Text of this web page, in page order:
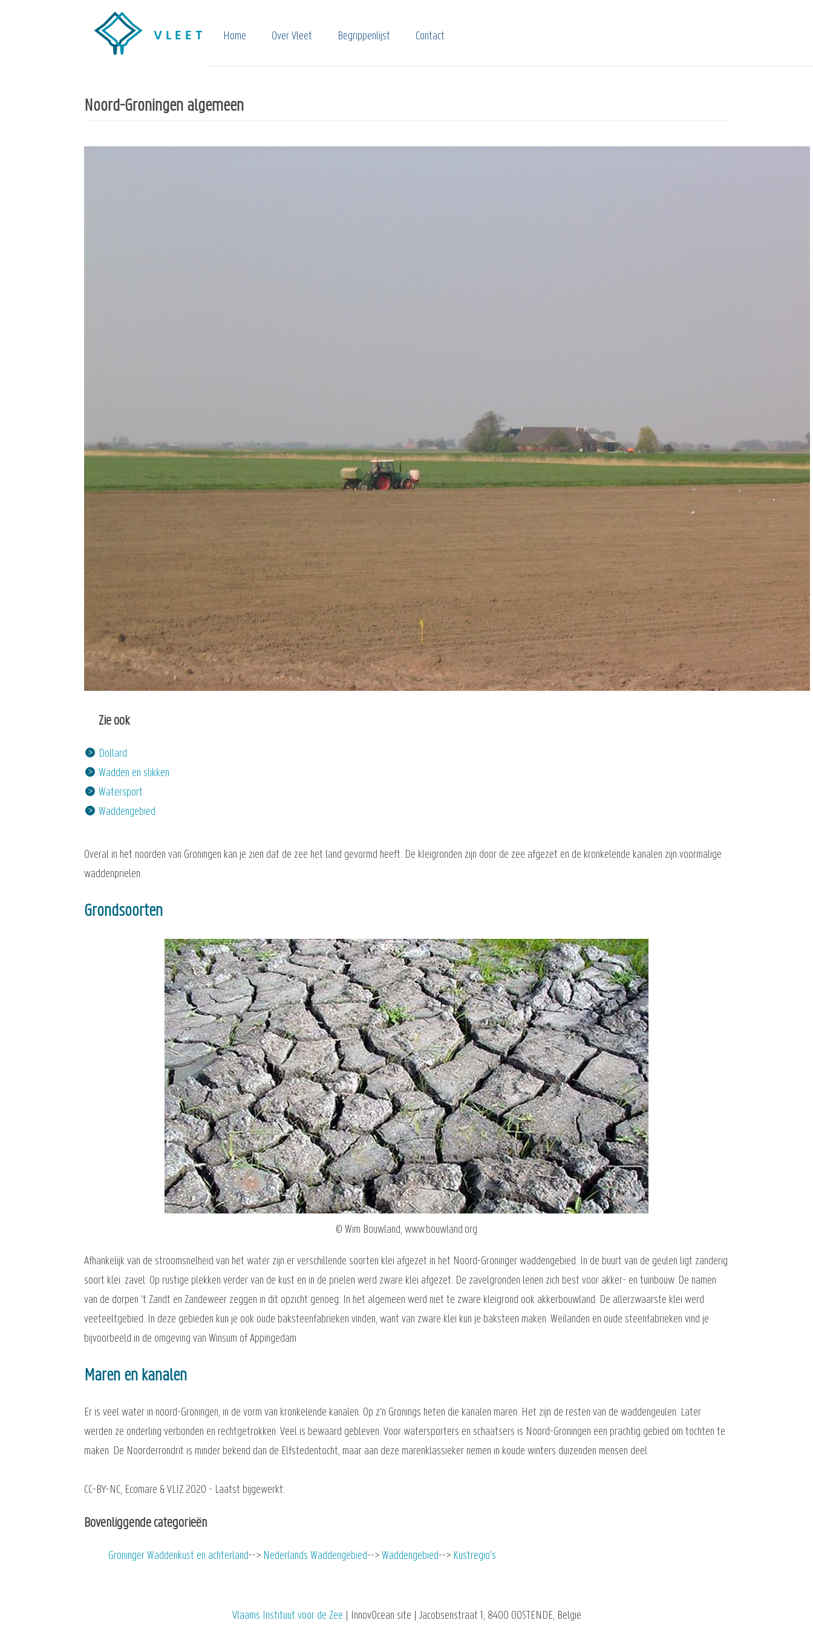
Home Over Vleet Begrippenlijst Contact
Noord-Groningen algemeen
Zie ook
Dollard
Wadden en slikken
Watersport
Waddengebied
Overal in het noorden van Groningen kan je zien dat de zee het land gevormd heeft. De kleigronden zijn door de zee afgezet en de kronkelende kanalen zijn voormalige
waddenprielen.
Grondsoorten
© Wim Bouwland, www.bouwland.org
Afhankelijk van de stroomsnelheid van het water zijn er verschillende soorten klei afgezet in het Noord-Groninger waddengebied. In de buurt van de geulen ligt zanderig
soort klei: zavel. Op rustige plekken verder van de kust en in de prielen werd zware klei afgezet. De zavelgronden lenen zich best voor akker- en tuinbouw. De namen
van de dorpen 't Zandt en Zandeweer zeggen in dit opzicht genoeg. In het algemeen werd niet te zware kleigrond ook akkerbouwland. De allerzwaarste klei werd
veeteeltgebied. In deze gebieden kun je ook oude baksteenfabrieken vinden, want van zware klei kun je baksteen maken. Weilanden en oude steenfabrieken vind je
bijvoorbeeld in de omgeving van Winsum of Appingedam.
Maren en kanalen
Er is veel water in noord-Groningen, in de vorm van kronkelende kanalen. Op z'n Gronings heten die kanalen maren. Het zijn de resten van de waddengeulen. Later
werden ze onderling verbonden en rechtgetrokken. Veel is bewaard gebleven. Voor watersporters en schaatsers is Noord-Groningen een prachtig gebied om tochten te
maken. De Noorderrondrit is minder bekend dan de Elfstedentocht, maar aan deze marenklassieker nemen in koude winters duizenden mensen deel.
CC-BY-NC, Ecomare & VLIZ 2020 - Laatst bijgewerkt:
Bovenliggende categorieën
Groninger Waddenkust en achterland Nederlands Waddengebied Waddengebied Kustregio's
Vlaams Instituut voor de Zee | InnovOcean site | Jacobsenstraat 1, 8400 OOSTENDE, België